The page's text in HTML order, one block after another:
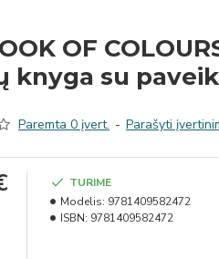
OF
knyga su
Paremta 0 įvert. - Parašyti
TURIME
Modelis: 9781409582472
ISBN: 9781409582472